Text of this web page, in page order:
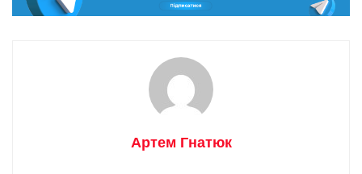
Артем Гнатюк